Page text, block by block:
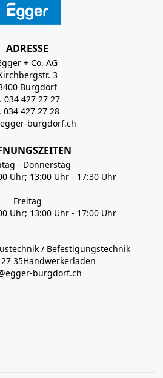
ADRESSE
+ Co. AG
3
Burgdorf
034 427 27 27
034 427 27 28
burgdorf.ch
- Donnerstag
Uhr; 13:00 Uhr - 17:30 Uhr
Freitag
Uhr; 13:00 Uhr - 17:00 Uhr
/ Befestigungstechnik
35Handwerkerladen
burgdorf.ch